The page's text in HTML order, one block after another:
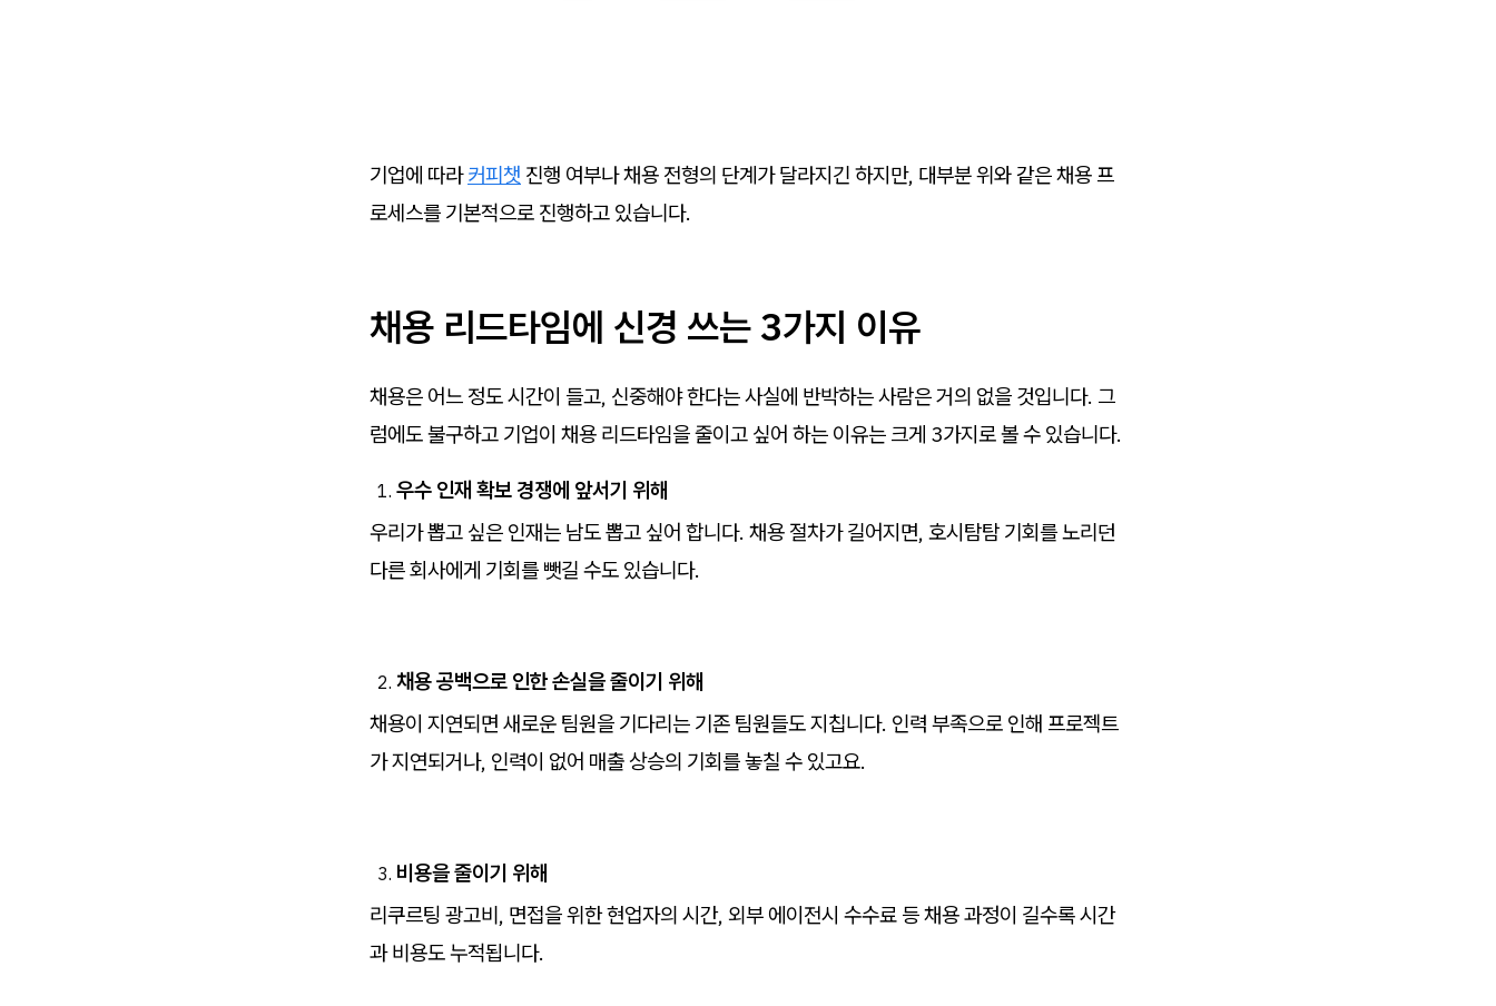
기업에 따라커피챗 진행 여부나 채용 전형의 단계가 달라지긴 하지만, 대부분 위와 같은 채용 프
로세스를 기본적으로 진행하고 있습니다.
채용 리드타임에 신경 쓰는 3가지 이유
채용은 어느 정도 시간이 들고, 신중해야 한다는 사실에 반박하는 사람은 거의 없을 것입니다. 그
럼에도 불구하고 기업이 채용 리드타임을 줄이고 싶어 하는 이유는 크게 3가지로 볼 수 있습니다.
우수 인재 확보 경쟁에 앞서기 위해
우리가 뽑고 싶은 인재는 남도 뽑고 싶어 합니다. 채용 절차가 길어지면, 호시탐탐 기회를 노리던
다른 회사에게 기회를 뺏길 수도 있습니다.
채용 공백으로 인한 손실을 줄이기 위해
채용이 지연되면 새로운 팀원을 기다리는 기존 팀원들도 지칩니다. 인력 부족으로 인해 프로젝트
가 지연되거나, 인력이 없어 매출 상승의 기회를 놓칠 수 있고요.
비용을 줄이기 위해
리쿠르팅 광고비, 면접을 위한 현업자의 시간, 외부 에이전시 수수료 등 채용 과정이 길수록 시간
과 비용도 누적됩니다.